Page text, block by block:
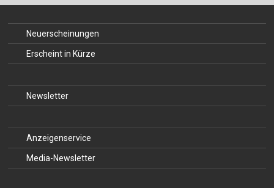
Neuerscheinungen
Erscheint in Kürze
Newsletter
Anzeigenservice
Media-Newsletter